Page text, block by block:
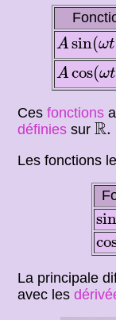
A sin(ωt
Asin(ωt
A cos(ωt
Acos(ω
Cesfonctions
définies sur R.
R .
Les fonctions
sin
La principale
avec les